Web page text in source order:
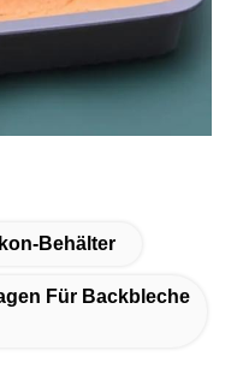
Behälter
Für Backbleche